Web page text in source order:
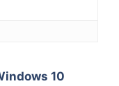
10